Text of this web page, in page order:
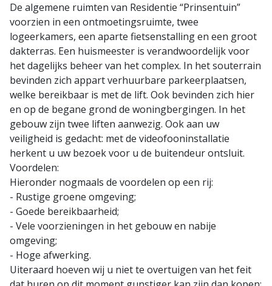
De algemene ruimten van Residentie “Prinsentuin”
voorzien in een ontmoetingsruimte, twee
logeerkamers, een aparte fietsenstalling en een groot
dakterras. Een huismeester is verandwoordelijk voor
het dagelijks beheer van het complex. In het souterrain
bevinden zich appart verhuurbare parkeerplaatsen,
welke bereikbaar is met de lift. Ook bevinden zich hier
en op de begane grond de woningbergingen. In het
gebouw zijn twee liften aanwezig. Ook aan uw
veiligheid is gedacht: met de videofooninstallatie
herkent u uw bezoek voor u de buitendeur ontsluit.
Voordelen:
Hieronder nogmaals de voordelen op een rij:
- Rustige groene omgeving;
- Goede bereikbaarheid;
- Vele voorzieningen in het gebouw en nabije
omgeving;
- Hoge afwerking.
Uiteraard hoeven wij u niet te overtuigen van het feit